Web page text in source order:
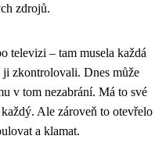
zdrojů.
televizi – tam musela každá
zkontrolovali. Dnes může
v tom nezabrání. Má to své
Ale zároveň to otevřelo
a klamat.